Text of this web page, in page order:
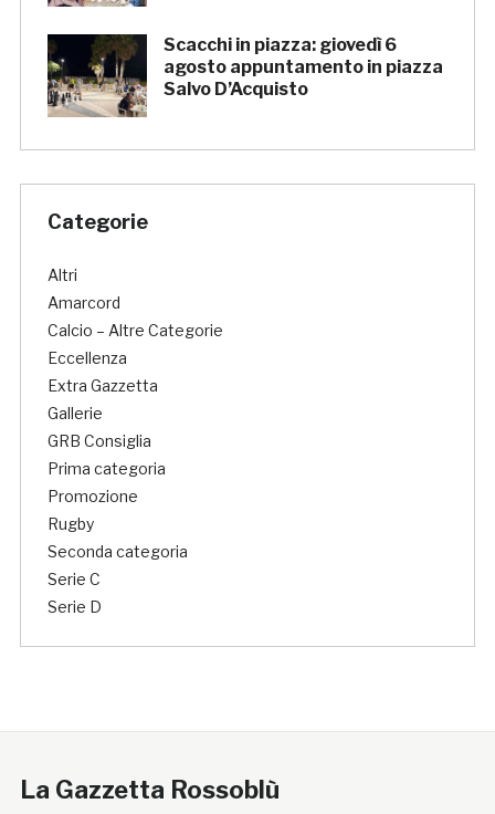
Scacchi in piazza: giovedì 6
agosto appuntamento in piazza
Salvo D’Acquisto
Categorie
Altri
Amarcord
Calcio – Altre Categorie
Eccellenza
Extra Gazzetta
Gallerie
GRB Consiglia
Prima categoria
Promozione
Rugby
Seconda categoria
Serie C
Serie D
La Gazzetta Rossoblù